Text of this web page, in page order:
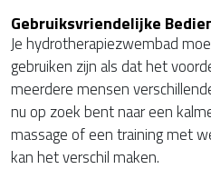
Gebruiksvriendelijke
Je hydrotherapiezwembad
gebruiken zijn als dat het
meerdere mensen
nu op zoek bent naar een
massage of een training met
kan het verschil maken.